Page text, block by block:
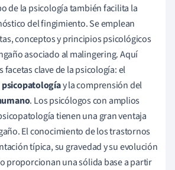
de la psicología también facilita la
del fingimiento. Se emplean
conceptos y principios psicológicos
asociado al malingering. Aquí
clave de la psicología: el
psicopatologíay la comprensión del
. Los psicólogos con amplios
tienen una gran ventaja
El conocimiento de los trastornos
típica, su gravedad y su evolución
proporcionan una sólida base a partir